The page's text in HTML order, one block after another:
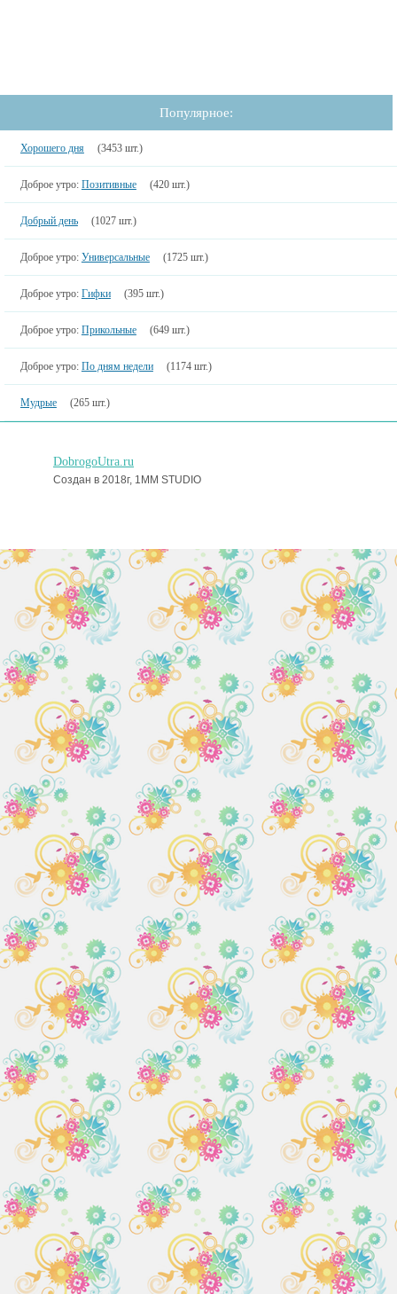
Популярное:
Хорошего дня (3453 шт.)
Доброе утро: Позитивные (420 шт.)
Добрый день (1027 шт.)
Доброе утро: Универсальные (1725 шт.)
Доброе утро: Гифки (395 шт.)
Доброе утро: Прикольные (649 шт.)
Доброе утро: По дням недели (1174 шт.)
Мудрые (265 шт.)
DobrogoUtra.ru
Создан в 2018г, 1MM STUDIO